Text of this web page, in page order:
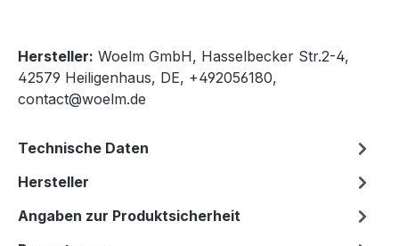
Hersteller: Woelm GmbH, Hasselbecker Str.2-4,
42579 Heiligenhaus, DE, +492056180,
contact@woelm.de
Technische Daten
Hersteller
Angaben zur Produktsicherheit